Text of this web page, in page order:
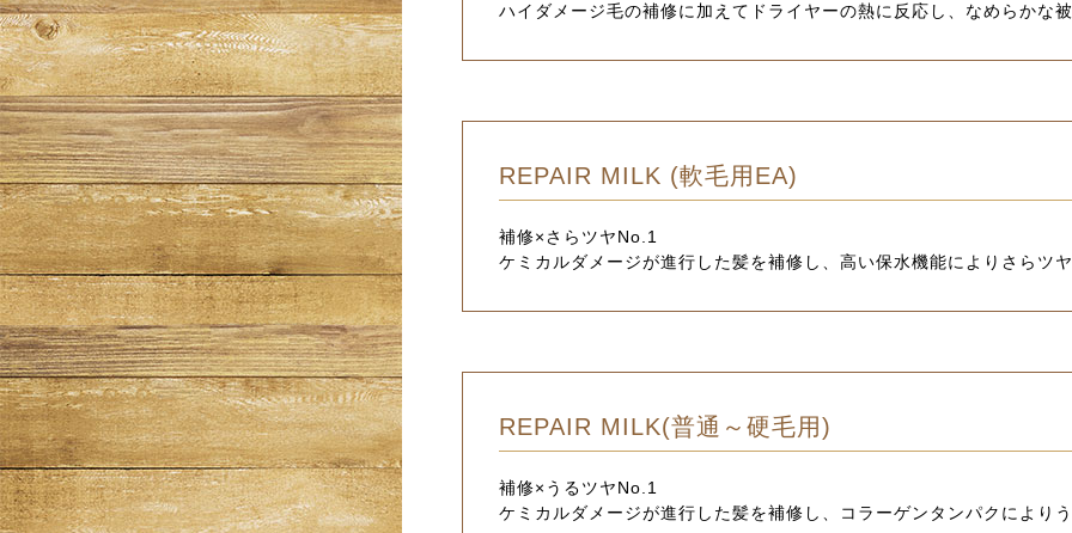
ハイダメージ毛の補修に加えてドライヤーの熱に反応し、なめらかな被
REPAIR MILK (軟毛用EA)
補修×さらツヤNo.1
ケミカルダメージが進行した髪を補修し、高い保水機能によりさらツヤ
REPAIR MILK(普通～硬毛用)
補修×うるツヤNo.1
ケミカルダメージが進行した髪を補修し、コラーゲンタンパクにより